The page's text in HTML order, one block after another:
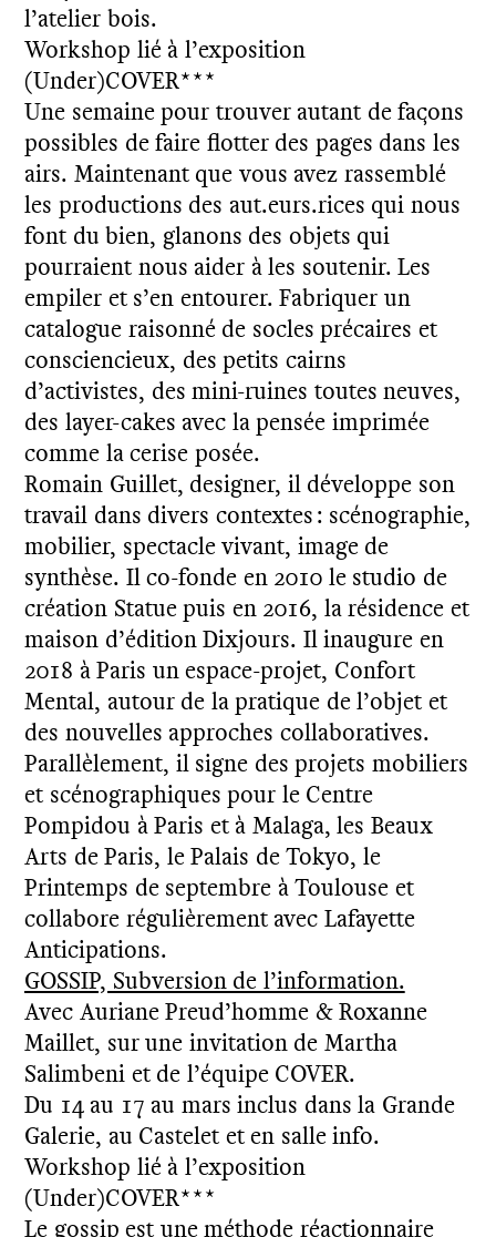
l’atelier bois.
Workshop lié à l’exposition
(Under)COVER***
Une semaine pour trouver autant de façons
possibles de faire flotter des pages dans les
airs. Maintenant que vous avez rassemblé
les productions des aut.eurs.rices qui nous
font du bien, glanons des objets qui
pourraient nous aider à les soutenir. Les
empiler et s’en entourer. Fabriquer un
catalogue raisonné de socles précaires et
consciencieux, des petits cairns
d’activistes, des mini-ruines toutes neuves,
des layer-cakes avec la pensée imprimée
comme la cerise posée.
Romain Guillet, designer, il développe son
travail dans divers contextes : scénographie,
mobilier, spectacle vivant, image de
synthèse. Il co-fonde en 2010 le studio de
création Statue puis en 2016, la résidence et
maison d’édition Dixjours. Il inaugure en
2018 à Paris un espace-projet, Confort
Mental, autour de la pratique de l’objet et
des nouvelles approches collaboratives.
Parallèlement, il signe des projets mobiliers
et scénographiques pour le Centre
Pompidou à Paris et à Malaga, les Beaux
Arts de Paris, le Palais de Tokyo, le
Printemps de septembre à Toulouse et
collabore régulièrement avec Lafayette
Anticipations.
GOSSIP, Subversion de l’information.
Avec Auriane Preud’homme & Roxanne
Maillet, sur une invitation de Martha
Salimbeni et de l’équipe COVER.
Du 14 au 17 au mars inclus dans la Grande
Galerie, au Castelet et en salle info.
Workshop lié à l’exposition
(Under)COVER***
Le gossip est une méthode réactionnaire